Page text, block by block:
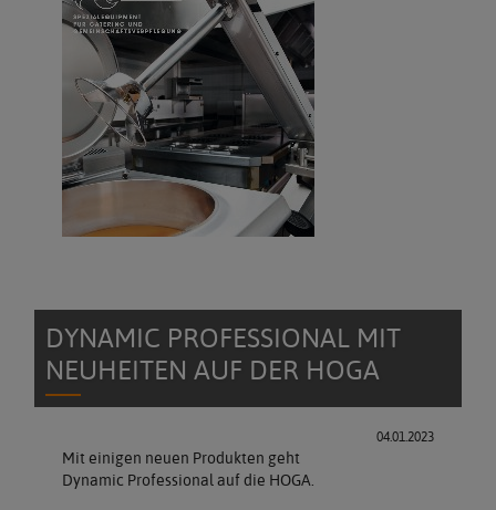
DYNAMIC PROFESSIONAL MIT
NEUHEITEN AUF DER HOGA
04.01.2023
Mit einigen neuen Produkten geht
Dynamic Professional auf die HOGA.